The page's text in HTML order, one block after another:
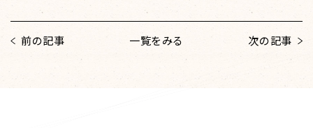
前の記事 一覧をみる 次の記事